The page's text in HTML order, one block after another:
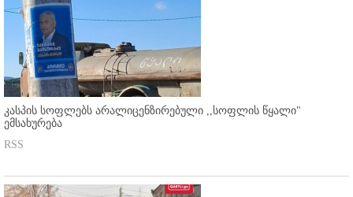
კასპის სოფლებს არალიცენზირებული ,,სოფლის წყალი"
ემსახურება
RSS